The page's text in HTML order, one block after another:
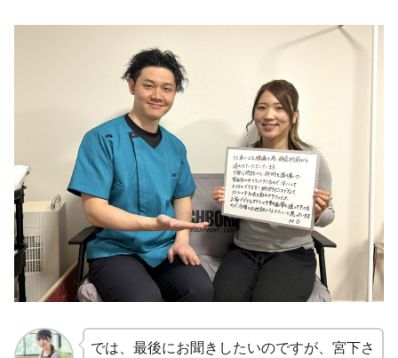
では、最後にお聞きしたいのですが、宮下さ